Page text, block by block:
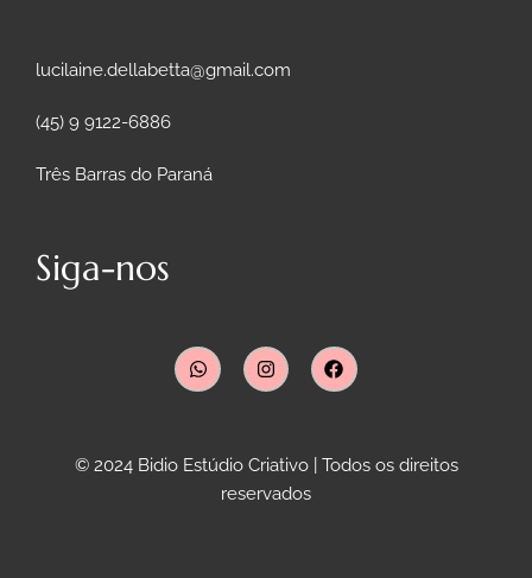
lucilaine.dellabetta@gmail.com
(45) 9 9122-6886
Três Barras do Paraná
Siga-nos
© 2024 Bidio Estúdio Criativo | Todos os direitos
reservados